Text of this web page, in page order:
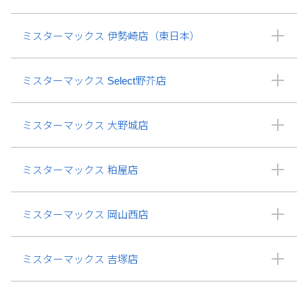
ミスターマックス 伊勢崎店（東日本）
ミスターマックス Select野芥店
ミスターマックス 大野城店
ミスターマックス 粕屋店
ミスターマックス 岡山西店
ミスターマックス 吉塚店